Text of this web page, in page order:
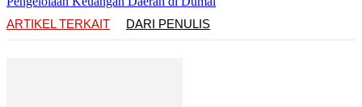
ARTIKEL TERKAIT
DARI PENULIS